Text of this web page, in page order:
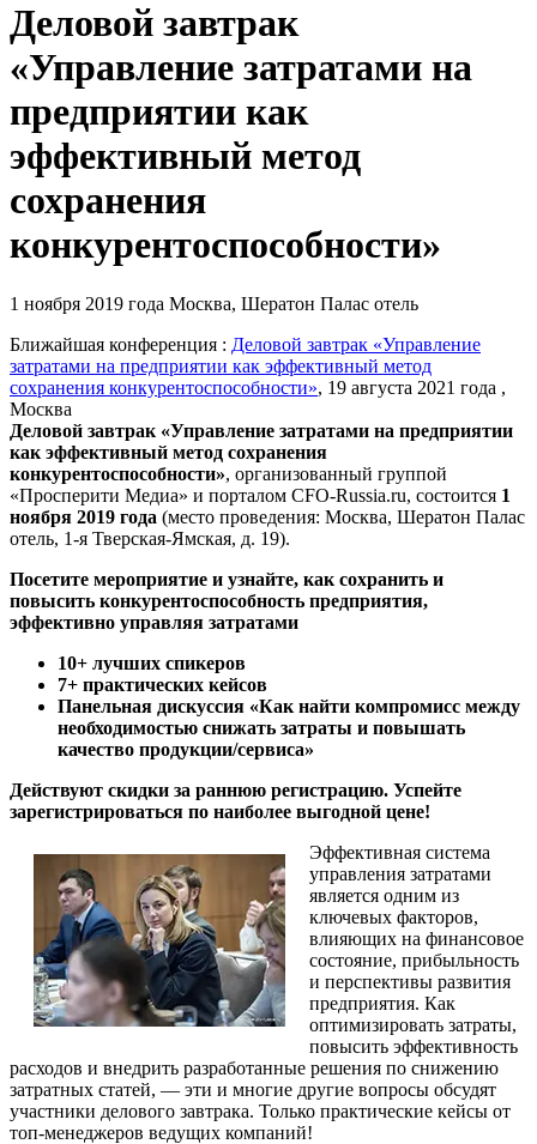
Деловой завтрак
«Управление затратами на
предприятии как
эффективный метод
сохранения
конкурентоспособности»
1 ноября 2019 года Москва, Шератон Палас отель
Ближайшая конференция : Деловой завтрак «Управление
затратами на предприятии как эффективный метод
сохранения конкурентоспособности», 19 августа 2021 года ,
Москва
Деловой завтрак «Управление затратами на предприятии
как эффективный метод сохранения
конкурентоспособности», организованный группой
«Просперити Медиа» и порталом CFO-Russia.ru, состоится 1
ноября 2019 года (место проведения: Москва, Шератон Палас
отель, 1-я Тверская-Ямская, д. 19).
Посетите мероприятие и узнайте, как сохранить и
повысить конкурентоспособность предприятия,
эффективно управляя затратами
10+ лучших спикеров
7+ практических кейсов
Панельная дискуссия «Как найти компромисс между
необходимостью снижать затраты и повышать
качество продукции/сервиса»
Действуют скидки за раннюю регистрацию. Успейте
зарегистрироваться по наиболее выгодной цене!
Эффективная система
управления затратами
является одним из
ключевых факторов,
влияющих на финансовое
состояние, прибыльность
и перспективы развития
предприятия. Как
оптимизировать затраты,
повысить эффективность
расходов и внедрить разработанные решения по снижению
затратных статей, — эти и многие другие вопросы обсудят
участники делового завтрака. Только практические кейсы от
топ-менеджеров ведущих компаний!